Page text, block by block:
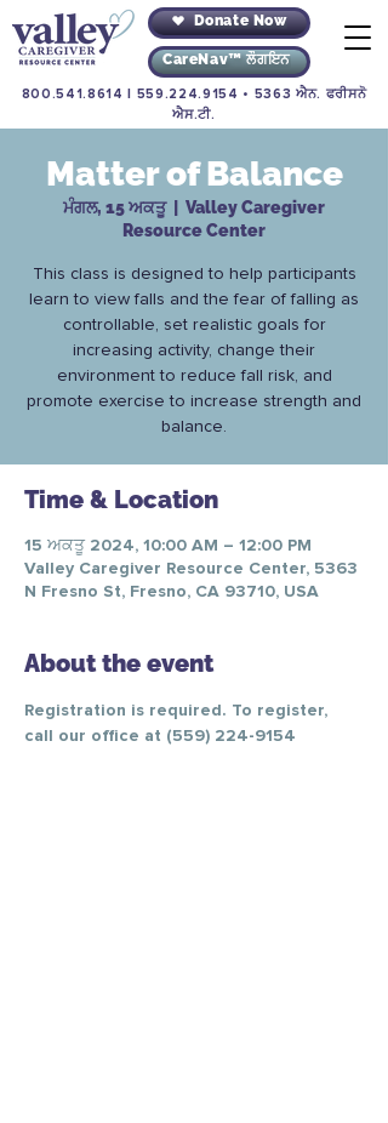
Donate Now
CareNav™ ਲੌਗਇਨ
800.541.8614 559.224.9154 • 5363 ਐਨ. ਫਰੀਸਨੋ
ਐਸ.ਟੀ.
Matter of Balance
ਮੰਗਲ, 15 ਅਕਤੂ
  |
Valley Caregiver
Resource Center
This class is designed to help participants
learn to view falls and the fear of falling as
controllable, set realistic goals for
increasing activity, change their
environment to reduce fall risk, and
promote exercise to increase strength and
balance.
Time & Location
15 ਅਕਤੂ 2024, 10:00 AM – 12:00 PM
Valley Caregiver Resource Center, 5363
N Fresno St, Fresno, CA 93710, USA
About the event
Registration is required. To register,
call our office at (559) 224-9154